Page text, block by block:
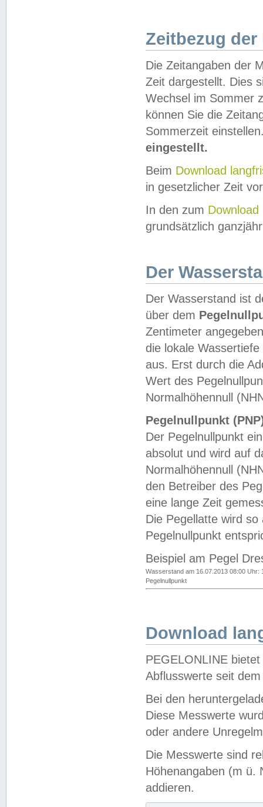
Zeitbezug der
Die Zeitangaben der
Zeit dargestellt. Dies
Wechsel im Sommer
können Sie die
Sommerzeit
eingestellt.
Beim Download
in gesetzlicher Zeit
In den zum Download
grundsätzlich
Der
Der Wasserstand ist
über dem
Zentimeter
die lokale
aus. Erst durch die
Wert des
Normalhöhennull
Pegelnullpunkt
Der Pegelnullpunkt
absolut und wird auf
Normalhöhennull
den Betreiber des
eine lange Zeit
Die Pegellatte wird
Pegelnullpunkt
Beispiel am Pegel
Wasserstand am 16.07.2013 08:00 Uhr:
Pegelnullpunkt
Download
PEGELONLINE
Abflusswerte seit
Bei den
Diese Messwerte
oder andere
Die Messwerte sind
Höhenangaben (m ü.
addieren.